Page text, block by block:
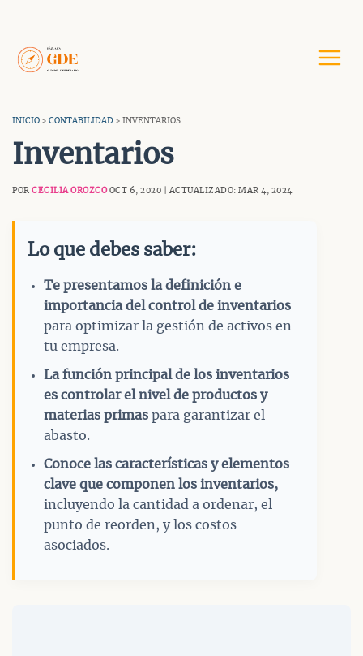
contenido
INICIO > CONTABILIDAD > INVENTARIOS
Inventarios
POR CECILIA OROZCOOCT 6, 2020 | ACTUALIZADO: MAR 4, 2024
Lo que debes saber:
Te presentamos la definición e
importancia del control de inventarios
para optimizar la gestión de activos en
tu empresa.
La función principal de los inventarios
es controlar el nivel de productos y
materias primas para garantizar el
abasto.
Conoce las características y elementos
clave que componen los inventarios,
incluyendo la cantidad a ordenar, el
punto de reorden, y los costos
asociados.